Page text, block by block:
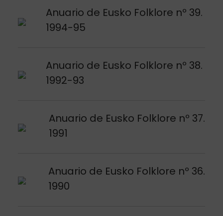
Anuario de Eusko Folklore nº 39.
1994-95
Argitalpena ikusi
Anuario de Eusko Folklore nº 38.
1992-93
Argitalpena ikusi
Anuario de Eusko Folklore nº 37.
1991
Argitalpena ikusi
Anuario de Eusko Folklore nº 36.
1990
Argitalpena ikusi